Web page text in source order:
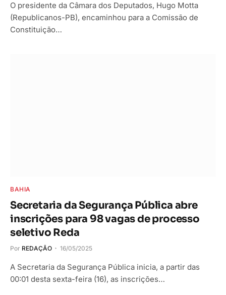
O presidente da Câmara dos Deputados, Hugo Motta
(Republicanos-PB), encaminhou para a Comissão de
Constituição…
BAHIA
Secretaria da Segurança Pública abre
inscrições para 98 vagas de processo
seletivo Reda
Por REDAÇÃO 16/05/2025
A Secretaria da Segurança Pública inicia, a partir das
00:01 desta sexta-feira (16), as inscrições…